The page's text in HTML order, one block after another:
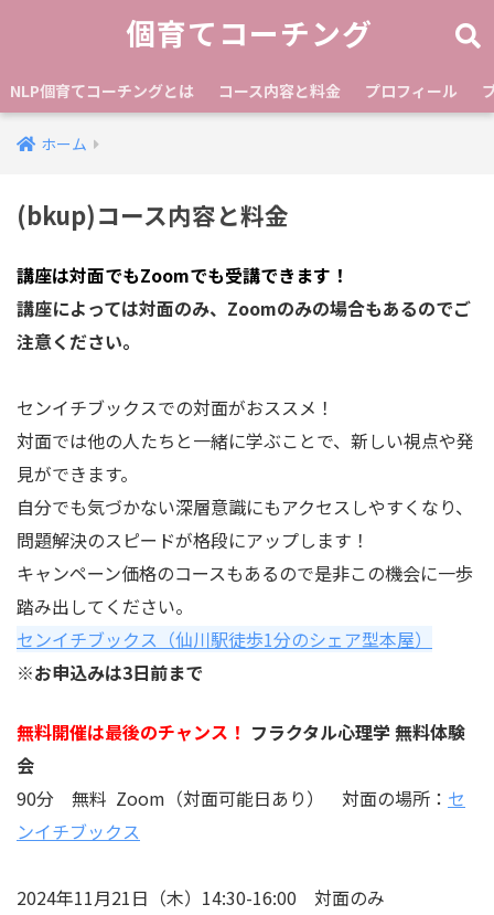
個育てコーチング
NLP個育てコーチングとは コース内容と料金 プロフィール
ホーム
(bkup)コース内容と料金
講座は対面でもZoomでも受講できます！
講座によっては対面のみ、Zoomのみの場合もあるのでご
注意ください。
センイチブックスでの対面がおススメ！
対面では他の人たちと一緒に学ぶことで、新しい視点や発
見ができます。
自分でも気づかない深層意識にもアクセスしやすくなり、
問題解決のスピードが格段にアップします！
キャンペーン価格のコースもあるので是非この機会に一歩
踏み出してください。
センイチブックス（仙川駅徒歩1分のシェア型本屋）
※お申込みは3日前まで
無料開催は最後のチャンス！ フラクタル心理学 無料体験
会
90分 無料 Zoom（対面可能日あり） 対面の場所： セ
ンイチブックス
2024年11月21日（木）14:30-16:00 対面のみ